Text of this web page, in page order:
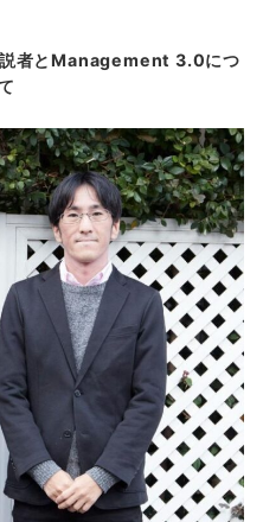
説者とManagement 3.0につ